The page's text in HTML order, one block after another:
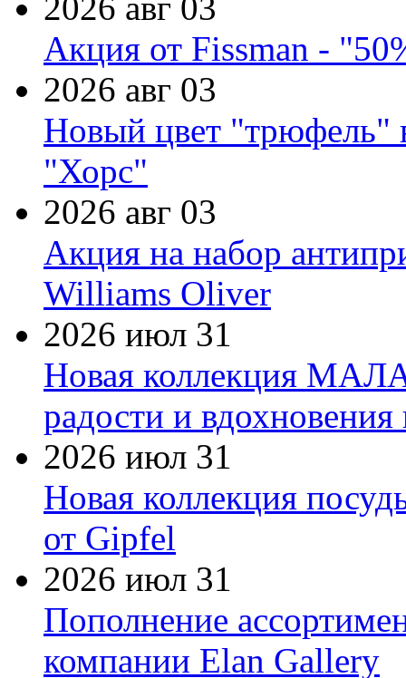
Акция от Fissman -
2026 авг 03
Новый цвет "трюфель"
"Хорс"
2026 авг 03
Акция на набор
Williams Oliver
2026 июл 31
Новая коллекция
радости и
2026 июл 31
Новая коллекция
от Gipfel
2026 июл 31
Пополнение
компании Elan Gallery